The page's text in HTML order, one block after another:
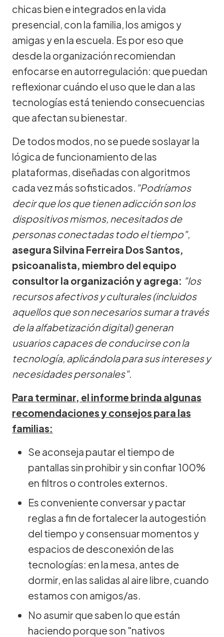
chicas bien e integrados en la vida
presencial, con la familia, los amigos y
amigas y en la escuela. Es por eso que
desde la organización recomiendan
enfocarse en autorregulación: que puedan
reflexionar cuándo el uso que le dan a las
tecnologías está teniendo consecuencias
que afectan su bienestar.
De todos modos, no se puede soslayar la
lógica de funcionamiento de las
plataformas, diseñadas con algoritmos
cada vez más sofisticados. "Podríamos
decir que los que tienen adicción son los
dispositivos mismos, necesitados de
personas conectadas todo el tiempo",
asegura Silvina Ferreira Dos Santos,
psicoanalista, miembro del equipo
consultor la organización y agrega: "los
recursos afectivos y culturales (incluidos
aquellos que son necesarios sumar a través
de la alfabetización digital) generan
usuarios capaces de conducirse con la
tecnología, aplicándola para sus intereses y
necesidades personales".
Para terminar, el informe brinda algunas
recomendaciones y consejos para las
familias:
Se aconseja pautar el tiempo de
pantallas sin prohibir y sin confiar 100%
en filtros o controles externos.
Es conveniente conversar y pactar
reglas a fin de fortalecer la autogestión
del tiempo y consensuar momentos y
espacios de desconexión de las
tecnologías: en la mesa, antes de
dormir, en las salidas al aire libre, cuando
estamos con amigos/as.
No asumir que saben lo que están
haciendo porque son "nativos